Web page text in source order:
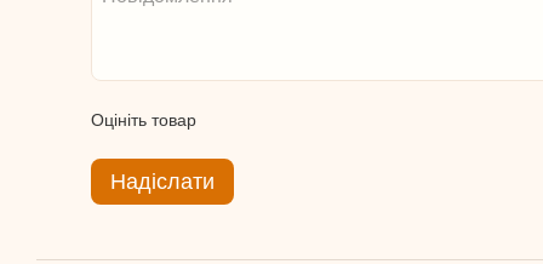
Оцініть товар
Надіслати